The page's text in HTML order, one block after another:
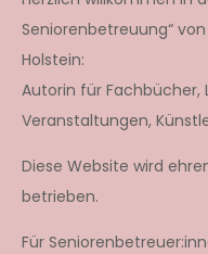
Seniorenbetreuung“
Holstein:
Autorin für Fachbücher,
Veranstaltungen,
Diese Website wird
betrieben.
Für